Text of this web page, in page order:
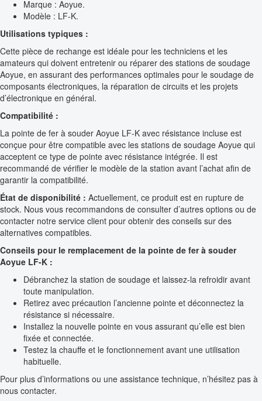
Marque : Aoyue.
Modèle : LF-K.
Utilisations typiques :
Cette pièce de rechange est idéale pour les techniciens et les
amateurs qui doivent entretenir ou réparer des stations de soudage
Aoyue, en assurant des performances optimales pour le soudage de
composants électroniques, la réparation de circuits et les projets
d’électronique en général.
Compatibilité :
La pointe de fer à souder Aoyue LF-K avec résistance incluse est
conçue pour être compatible avec les stations de soudage Aoyue qui
acceptent ce type de pointe avec résistance intégrée. Il est
recommandé de vérifier le modèle de la station avant l’achat afin de
garantir la compatibilité.
État de disponibilité : Actuellement, ce produit est en rupture de
stock. Nous vous recommandons de consulter d’autres options ou de
contacter notre service client pour obtenir des conseils sur des
alternatives compatibles.
Conseils pour le remplacement de la pointe de fer à souder
Aoyue LF-K :
Débranchez la station de soudage et laissez-la refroidir avant
toute manipulation.
Retirez avec précaution l’ancienne pointe et déconnectez la
résistance si nécessaire.
Installez la nouvelle pointe en vous assurant qu’elle est bien
fixée et connectée.
Testez la chauffe et le fonctionnement avant une utilisation
habituelle.
Pour plus d’informations ou une assistance technique, n’hésitez pas à
nous contacter.